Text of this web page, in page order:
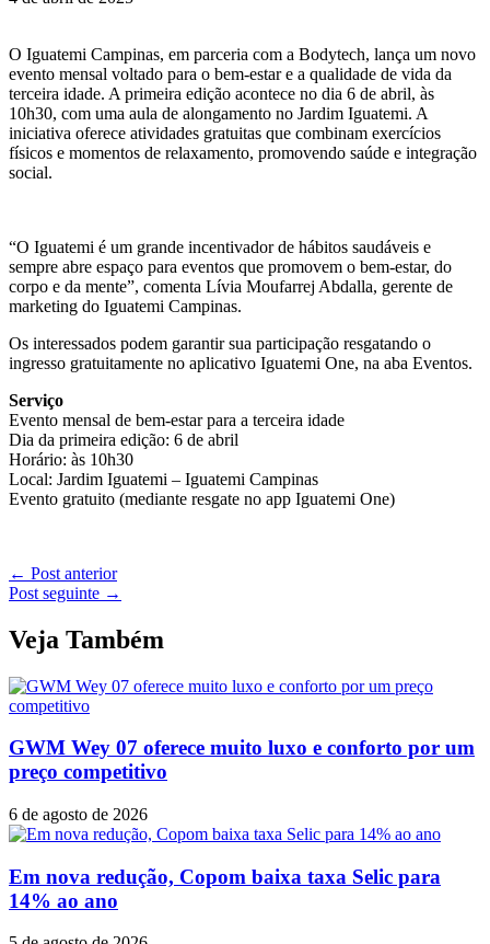
O Iguatemi Campinas, em parceria com a Bodytech, lança um novo
evento mensal voltado para o bem-estar e a qualidade de vida da
terceira idade. A primeira edição acontece no dia 6 de abril, às
10h30, com uma aula de alongamento no Jardim Iguatemi. A
iniciativa oferece atividades gratuitas que combinam exercícios
físicos e momentos de relaxamento, promovendo saúde e integração
social.
“O Iguatemi é um grande incentivador de hábitos saudáveis e
sempre abre espaço para eventos que promovem o bem-estar, do
corpo e da mente”, comenta Lívia Moufarrej Abdalla, gerente de
marketing do Iguatemi Campinas.
Os interessados podem garantir sua participação resgatando o
ingresso gratuitamente no aplicativo Iguatemi One, na aba Eventos.
Serviço
Evento mensal de bem-estar para a terceira idade
Dia da primeira edição: 6 de abril
Horário: às 10h30
Local: Jardim Iguatemi – Iguatemi Campinas
Evento gratuito (mediante resgate no app Iguatemi One)
← Post anterior
Post seguinte →
Veja Também
GWM Wey 07 oferece muito luxo e conforto por um
preço competitivo
6 de agosto de 2026
Em nova redução, Copom baixa taxa Selic para
14% ao ano